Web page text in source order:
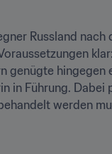
Russland nach
in Führung. Dabei
werden